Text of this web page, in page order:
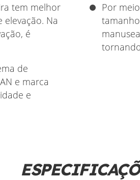
tem melhor
Na
é
Por
de
e marca
e